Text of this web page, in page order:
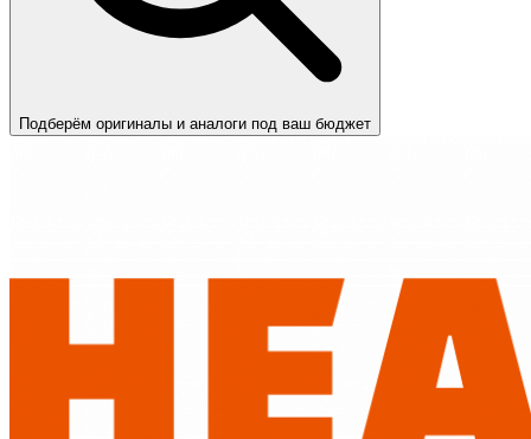
Подберём оригиналы и аналоги под ваш бюджет